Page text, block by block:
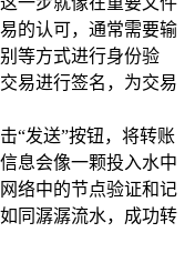
的认可，通常需要输
等方式进行身份验
易进行签名，为交易
“发送”按钮，将转账
息会像一颗投入水中
络中的节点验证和记
同潺潺流水，成功转